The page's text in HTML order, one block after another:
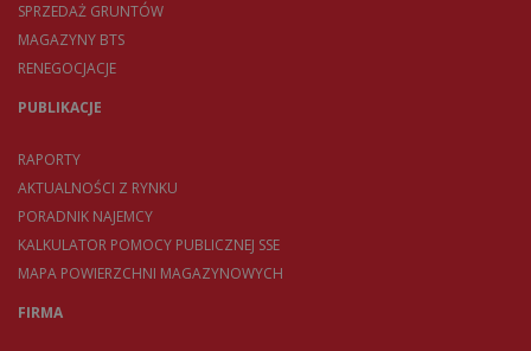
SPRZEDAŻ GRUNTÓW
MAGAZYNY BTS
RENEGOCJACJE
PUBLIKACJE
RAPORTY
AKTUALNOŚCI Z RYNKU
PORADNIK NAJEMCY
KALKULATOR POMOCY PUBLICZNEJ SSE
MAPA POWIERZCHNI MAGAZYNOWYCH
FIRMA